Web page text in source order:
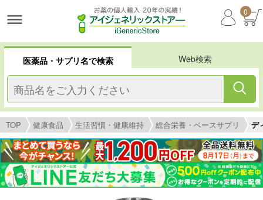
0
医薬品・サプリ名で検索 Web検索
TOP 健康食品 生活習慣・健康維持 総合栄養・ベースサプリ デ